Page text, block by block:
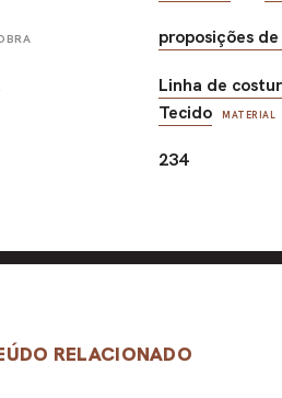
proposições
Linha de
Tecido MATERIAL
234
RELACIONADO